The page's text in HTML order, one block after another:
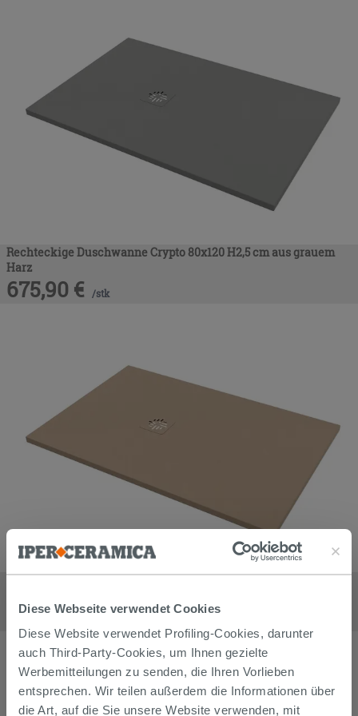
Diese Webseite verwendet Cookies
Diese Website verwendet Profiling-Cookies, darunter
auch Third-Party-Cookies, um Ihnen gezielte
Werbemitteilungen zu senden, die Ihren Vorlieben
entsprechen. Wir teilen außerdem die Informationen über
die Art, auf die Sie unsere Website verwenden, mit
Rechteckige Duschwanne Crypto 80x120 H2,5 cm aus grauem
Harz
675,90 € /stk
Rechteckige Duschwanne Crypto 80x120 H2,5 cm aus
675,90€